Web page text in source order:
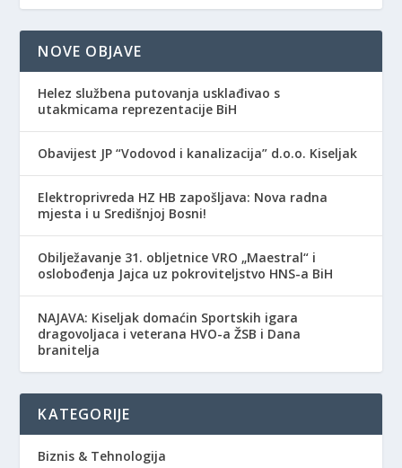
NOVE OBJAVE
Helez službena putovanja usklađivao s
utakmicama reprezentacije BiH
Obavijest JP “Vodovod i kanalizacija” d.o.o. Kiseljak
Elektroprivreda HZ HB zapošljava: Nova radna
mjesta i u Središnjoj Bosni!
Obilježavanje 31. obljetnice VRO „Maestral“ i
oslobođenja Jajca uz pokroviteljstvo HNS-a BiH
NAJAVA: Kiseljak domaćin Sportskih igara
dragovoljaca i veterana HVO-a ŽSB i Dana
branitelja
KATEGORIJE
Biznis & Tehnologija